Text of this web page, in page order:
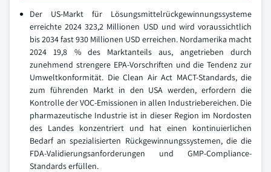
Der US-Markt für Lösungsmittelrückgewinnungssysteme
erreichte 2024 323,2 Millionen USD und wird voraussichtlich
bis 2034 fast 930 Millionen USD erreichen. Nordamerika macht
2024 19,8 % des Marktanteils aus, angetrieben durch
zunehmend strengere EPA-Vorschriften und die Tendenz zur
Umweltkonformität. Die Clean Air Act MACT-Standards, die
zum führenden Markt in den USA werden, erfordern die
Kontrolle der VOC-Emissionen in allen Industriebereichen. Die
pharmazeutische Industrie ist in dieser Region im Nordosten
des Landes konzentriert und hat einen kontinuierlichen
Bedarf an spezialisierten Rückgewinnungssystemen, die die
FDA-Validierungsanforderungen und GMP-Compliance-
Standards erfüllen.